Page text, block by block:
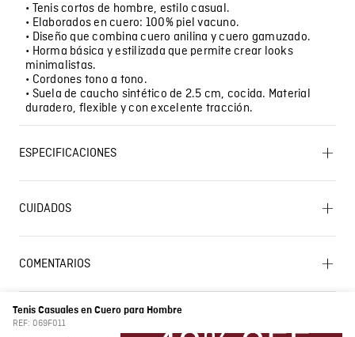
Tenis Casuales en Cuero para Hombre
REF: 069F011
• Tenis cortos de hombre, estilo casual.
• Elaborados en cuero: 100% piel vacuno.
• Diseño que combina cuero anilina y cuero gamuzado.
• Horma básica y estilizada que permite crear looks
minimalistas.
• Cordones tono a tono.
• Suela de caucho sintético de 2.5 cm, cocida. Material
duradero, flexible y con excelente tracción.
ESPECIFICACIONES
blanqueador. SECADO: No secar en máquina.
PLANCHADO: No planchar. CUIDADO TEXTIL
tetracloroetileno y todos los solventes establecidos
PROFESIONAL: Limpieza en húmedo profesional .
BLANQUEADO: No usar blanqueador. SECADO: No secar
en máquina. PLANCHADO: No planchar. CUIDADO
TEXTIL PROFESIONAL: Limpieza en seco profesional
CUIDADOS
COMENTARIOS
☆☆☆☆☆
0 Calificación promedio (0 comentarios)